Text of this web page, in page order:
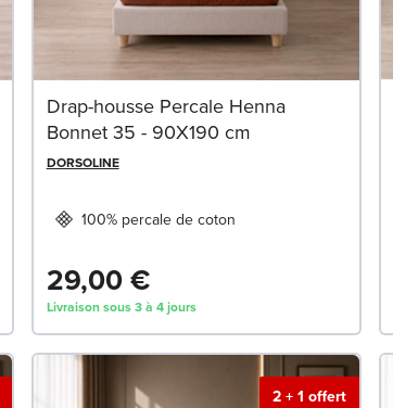
Drap-housse Percale Henna
Bonnet 35 - 90X190 cm
DORSOLINE
100% percale de coton
29,00 €
Livraison sous 3 à 4 jours
2 + 1 offert